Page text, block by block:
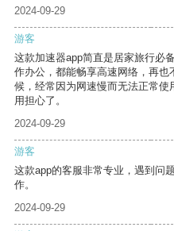
2024-09-29
游客
这款加速器app简直是居家旅行必
作办公，都能畅享高速网络，再
候，经常因为网速慢而无法正常
用担心了。
2024-09-29
游客
这款app的客服非常专业，遇到问
作。
2024-09-29